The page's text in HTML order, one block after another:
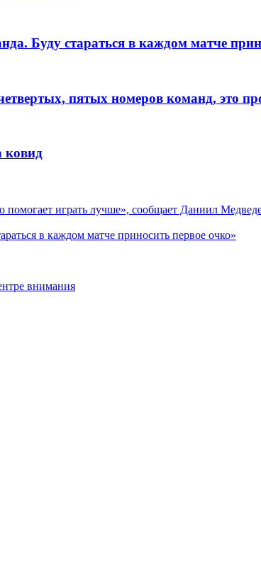
Буду стараться в каждом матче
пятых номеров команд, это
ковид
играть лучше», сообщает Даниил
в каждом матче приносить первое очко»
внимания